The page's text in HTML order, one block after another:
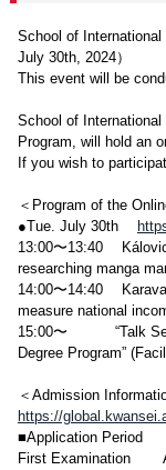
School of
July 30th, 2024）
This event will be
School of
Program, will hold an
If you wish to
＜Program of the
●Tue. July 30th
13:00〜13:40
researching manga
14:00〜14:40
measure national
15:00〜 “Talk
Degree Program”
＜Admission
https://
■Application Period
First Examination